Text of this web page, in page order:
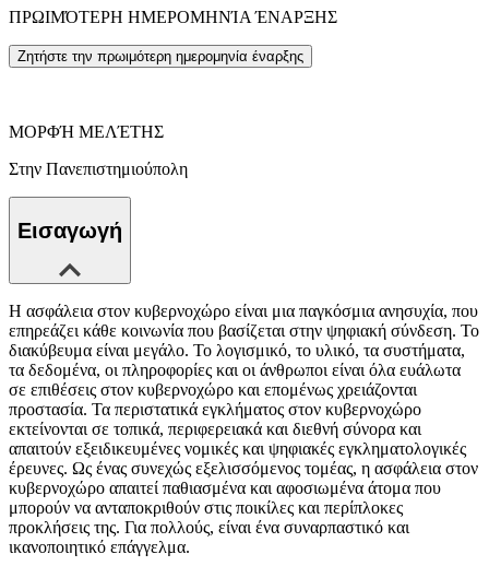
ΠΡΩΙΜΌΤΕΡΗ ΗΜΕΡΟΜΗΝΊΑ ΈΝΑΡΞΗΣ
Ζητήστε την πρωιμότερη ημερομηνία έναρξης
ΜΟΡΦΉ ΜΕΛΈΤΗΣ
Στην Πανεπιστημιούπολη
Εισαγωγή
Η ασφάλεια στον κυβερνοχώρο είναι μια παγκόσμια ανησυχία, που
επηρεάζει κάθε κοινωνία που βασίζεται στην ψηφιακή σύνδεση. Το
διακύβευμα είναι μεγάλο. Το λογισμικό, το υλικό, τα συστήματα,
τα δεδομένα, οι πληροφορίες και οι άνθρωποι είναι όλα ευάλωτα
σε επιθέσεις στον κυβερνοχώρο και επομένως χρειάζονται
προστασία. Τα περιστατικά εγκλήματος στον κυβερνοχώρο
εκτείνονται σε τοπικά, περιφερειακά και διεθνή σύνορα και
απαιτούν εξειδικευμένες νομικές και ψηφιακές εγκληματολογικές
έρευνες. Ως ένας συνεχώς εξελισσόμενος τομέας, η ασφάλεια στον
κυβερνοχώρο απαιτεί παθιασμένα και αφοσιωμένα άτομα που
μπορούν να ανταποκριθούν στις ποικίλες και περίπλοκες
προκλήσεις της. Για πολλούς, είναι ένα συναρπαστικό και
ικανοποιητικό επάγγελμα.